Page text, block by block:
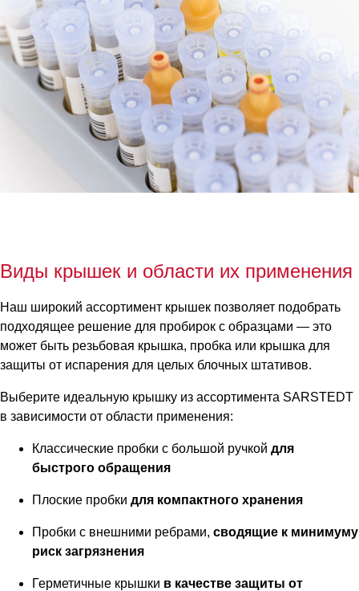
Виды крышек и области их применения
Наш широкий ассортимент крышек позволяет подобрать
подходящее решение для пробирок с образцами — это
может быть резьбовая крышка, пробка или крышка для
защиты от испарения для целых блочных штативов.
Выберите идеальную крышку из ассортимента SARSTEDT
в зависимости от области применения:
Классические пробки с большой ручкой для
быстрого обращения
Плоские пробки для компактного хранения
Пробки с внешними ребрами, сводящие к минимуму
риск загрязнения
Герметичные крышки в качестве защиты от